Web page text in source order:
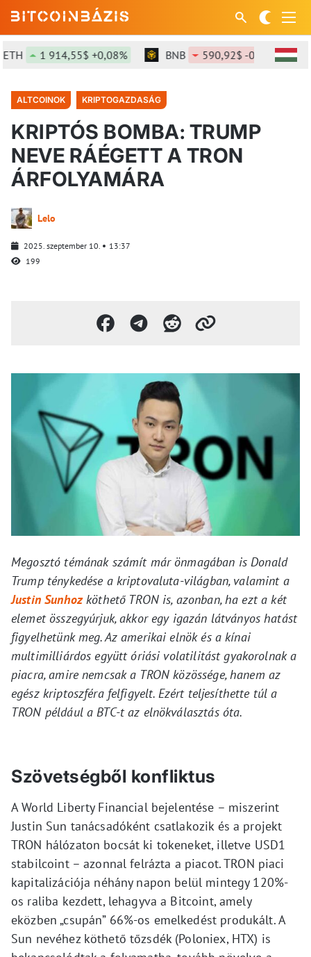
1 914,55$ +0,08% BNB 590,92$ -0,3%
ALTCOINOK KRIPTOGAZDASÁG
KRIPTÓS BOMBA: TRUMP
NEVE RÁÉGETT A TRON
ÁRFOLYAMÁRA
Lelo
2025. szeptember 10.
13:37
199
Megosztó témának számít már önmagában is Donald
Trump ténykedése a kriptovaluta-világban, valamint a
Justin Sunhozköthető TRON is, azonban, ha ezt a két
elemet összegyúrjuk, akkor egy igazán látványos hatást
figyelhetünk meg. Az amerikai elnök és a kínai
multimilliárdos együtt óriási volatilitást gyakorolnak a
piacra, amire nemcsak a TRON közössége, hanem az
egész kriptoszféra felfigyelt. Ezért teljesíthette túl a
TRON például a BTC-t az elnökválasztás óta.
Szövetségből konfliktus
A World Liberty Financial bejelentése – miszerint
Justin Sun tanácsadóként csatlakozik és a projekt
TRON hálózaton bocsát ki tokeneket, illetve USD1
stabilcoint – azonnal felrázta a piacot. TRON piaci
kapitalizációja néhány napon belül mintegy 120%-
os raliba kezdett, lehagyva a Bitcoint, amely
eközben „csupán” 66%-os emelkedést produkált. A
Sun nevéhez köthető tőzsdék (Poloniex, HTX) is